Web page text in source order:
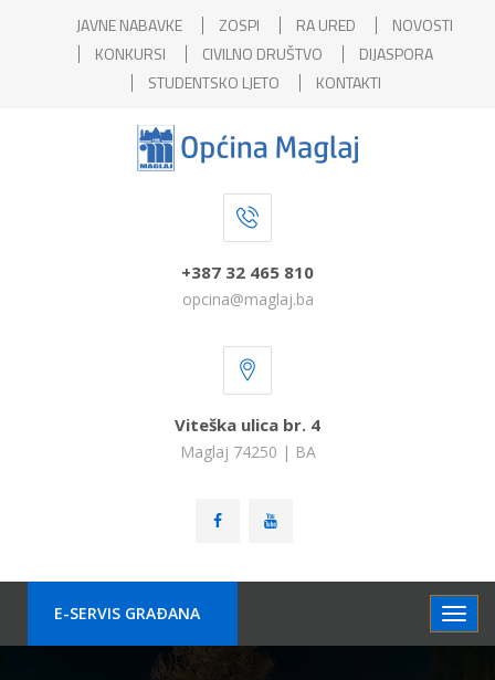
JAVNE NABAVKE ZOSPI RA URED
NOVOSTI
KONKURSI
CIVILNO DRUŠTVO
DIJASPORA
STUDENTSKO LJETO
KONTAKTI
+387 32 465 810
opcina@maglaj.ba
Viteška ulica br. 4
Maglaj 74250 | BA
E-SERVIS GRAÐANA